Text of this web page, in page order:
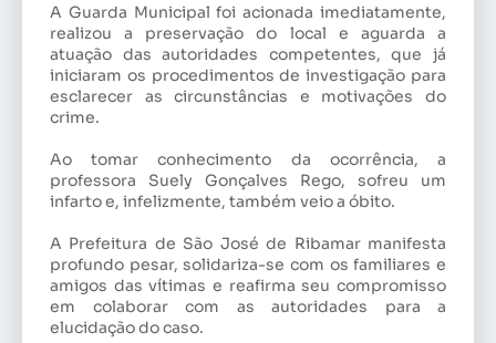
A Guarda Municipal foi acionada imediatamente,
realizou a preservação do local e aguarda a
atuação das autoridades competentes, que já
iniciaram os procedimentos de investigação para
esclarecer as circunstâncias e motivações do
crime.
Ao tomar conhecimento da ocorrência, a
professora Suely Gonçalves Rego, sofreu um
infarto e, infelizmente, também veio a óbito.
A Prefeitura de São José de Ribamar manifesta
profundo pesar, solidariza-se com os familiares e
amigos das vítimas e reafirma seu compromisso
em colaborar com as autoridades para a
elucidação do caso.